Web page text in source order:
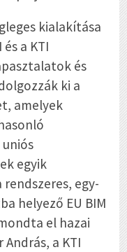
kialakítása
a KTI
és
ki a
amelyek
egyik
egy-
helyező EU BIM
el hazai
a KTI